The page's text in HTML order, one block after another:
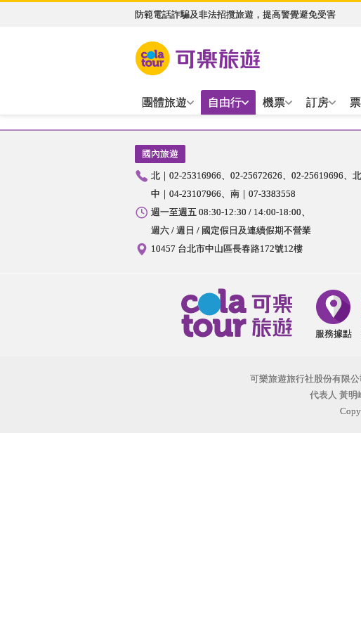
防範電話詐騙及非法招攬旅遊，提高警覺避免受害
團體旅遊 自由行 機票 訂房
國內旅遊
北｜02-25316966 02-25672626 02-25619696
中｜04-23107966
南｜07-3383558
週一至週五 08:30-12:30 / 14:00-18:00
週六 / 週日 / 國定假日及連續假期不營業
10457 台北市中山區長春路172號12樓
服務據點
可樂旅遊旅行社股份有限
代表人 黃明